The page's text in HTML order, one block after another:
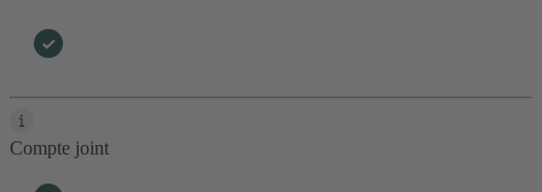
Compte joint